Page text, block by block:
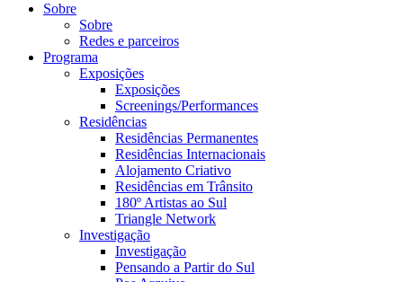
Sobre
Sobre
Redes e parceiros
Programa
Exposições
Exposições
Screenings/Performances
Residências
Residências Permanentes
Residências Internacionais
Alojamento Criativo
Residências em Trânsito
180º Artistas ao Sul
Triangle Network
Investigação
Investigação
Pensando a Partir do Sul